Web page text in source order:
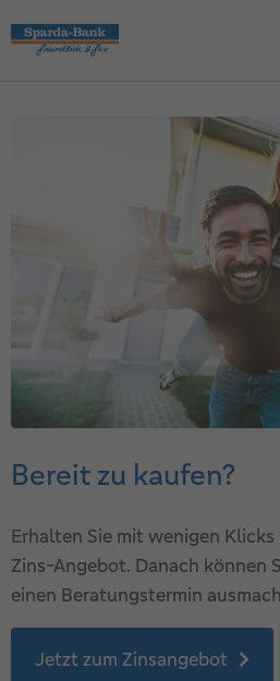
Bereit zu kaufen?
Erhalten Sie mit wenigen
Zins-Angebot. Danach können
einen Beratungstermin
Jetzt zum Zinsangebot